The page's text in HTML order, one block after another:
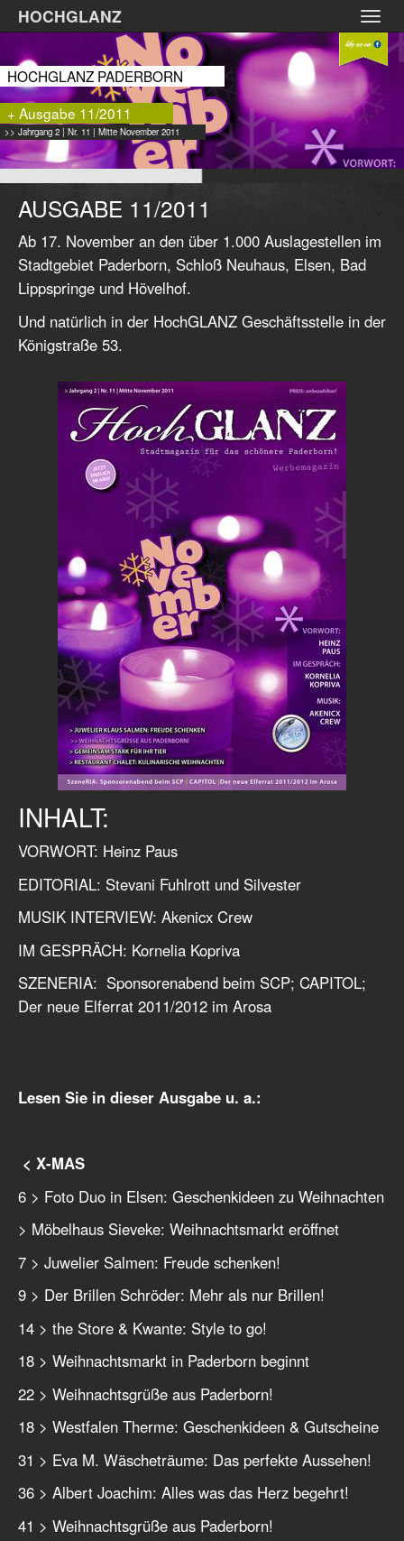
Zum
Hauptinhalt
HOCHGLANZ
HOCHGLANZ PADERBORN
+ Ausgabe 11/2011
>> Jahrgang 2 | Nr. 11 | Mitte November 2011
AUSGABE 11/2011
Ab 17. November an den über 1.000 Auslagestellen im
Stadtgebiet Paderborn, Schloß Neuhaus, Elsen, Bad
Lippspringe und Hövelhof.
Und natürlich in der HochGLANZ Geschäftsstelle in der
Königstraße 53.
INHALT:
VORWORT: Heinz Paus
EDITORIAL: Stevani Fuhlrott und Silvester
MUSIK INTERVIEW: Akenicx Crew
IM GESPRÄCH: Kornelia Kopriva
SZENERIA: Sponsorenabend beim SCP; CAPITOL;
Der neue Elferrat 2011/2012 im Arosa
Lesen Sie in dieser Ausgabe u. a.:
< X-MAS
6 > Foto Duo in Elsen: Geschenkideen zu Weihnachten
> Möbelhaus Sieveke: Weihnachtsmarkt eröffnet
7 > Juwelier Salmen: Freude schenken!
9 > Der Brillen Schröder: Mehr als nur Brillen!
14 > the Store & Kwante: Style to go!
18 > Weihnachtsmarkt in Paderborn beginnt
22 > Weihnachtsgrüße aus Paderborn!
18 > Westfalen Therme: Geschenkideen & Gutscheine
31 > Eva M. Wäscheträume: Das perfekte Aussehen!
36 > Albert Joachim: Alles was das Herz begehrt!
41 > Weihnachtsgrüße aus Paderborn!